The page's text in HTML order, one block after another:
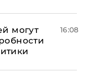
могут
16:08